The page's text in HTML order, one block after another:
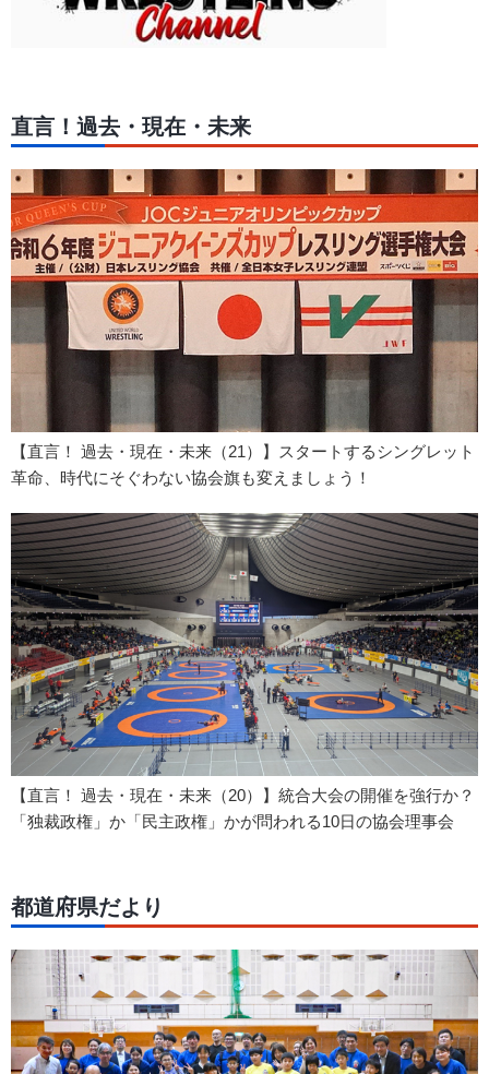
直言！過去・現在・未来
【直言！ 過去・現在・未来（21）】スタートするシングレット
革命、時代にそぐわない協会旗も変えましょう！
【直言！ 過去・現在・未来（20）】統合大会の開催を強行か？
「独裁政権」か「民主政権」かが問われる10日の協会理事会
都道府県だより